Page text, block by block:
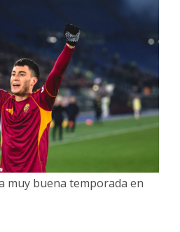
muy buena temporada en